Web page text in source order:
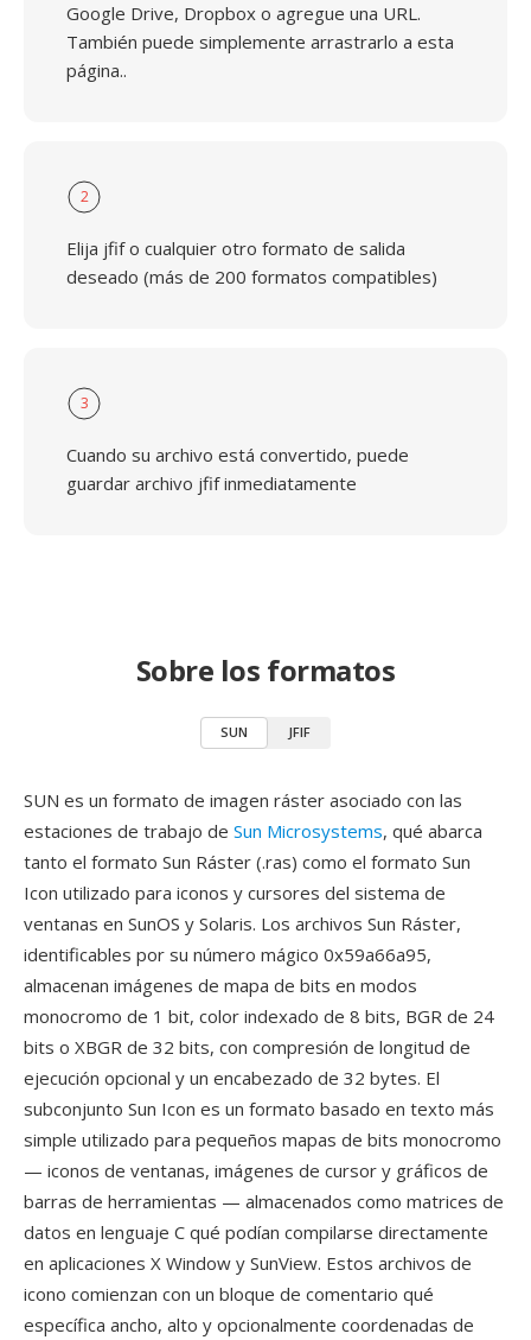
Google Drive, Dropbox o agregue una URL.
También puede simplemente arrastrarlo a esta
página..
2
Elija jfif o cualquier otro formato de salida
deseado (más de 200 formatos compatibles)
3
Cuando su archivo está convertido, puede
guardar archivo jfif inmediatamente
Sobre los formatos
SUN JFIF
SUN es un formato de imagen ráster asociado con las
estaciones de trabajo de Sun Microsystems, qué abarca
tanto el formato Sun Ráster (.ras) como el formato Sun
Icon utilizado para iconos y cursores del sistema de
ventanas en SunOS y Solaris. Los archivos Sun Ráster,
identificables por su número mágico 0x59a66a95,
almacenan imágenes de mapa de bits en modos
monocromo de 1 bit, color indexado de 8 bits, BGR de 24
bits o XBGR de 32 bits, con compresión de longitud de
ejecución opcional y un encabezado de 32 bytes. El
subconjunto Sun Icon es un formato basado en texto más
simple utilizado para pequeños mapas de bits monocromo
— iconos de ventanas, imágenes de cursor y gráficos de
barras de herramientas — almacenados como matrices de
datos en lenguaje C qué podían compilarse directamente
en aplicaciones X Window y SunView. Estos archivos de
icono comienzan con un bloque de comentario qué
específica ancho, alto y opcionalmente coordenadas de